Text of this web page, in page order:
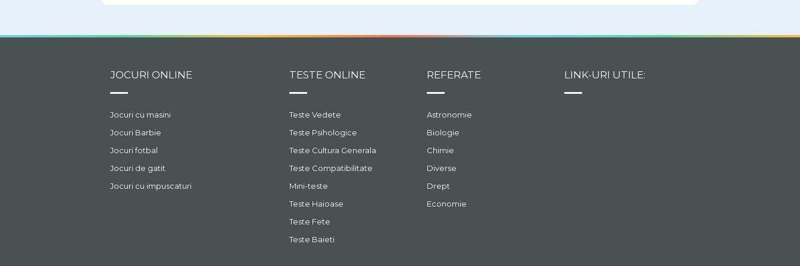
JOCURI ONLINE
Jocuri cu masini
Jocuri Barbie
Jocuri fotbal
Jocuri de gatit
Jocuri cu impuscaturi
TESTE ONLINE
Teste Vedete
Teste Psihologice
Teste Cultura Generala
Teste Compatibilitate
Mini-teste
Teste Haioase
Teste Fete
Teste Baieti
REFERATE
Astronomie
Biologie
Chimie
Diverse
Drept
Economie
LINK-URI UTILE: